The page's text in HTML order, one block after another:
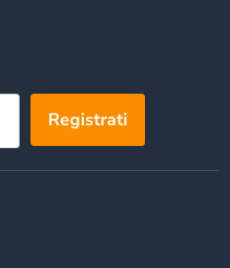
Registrati